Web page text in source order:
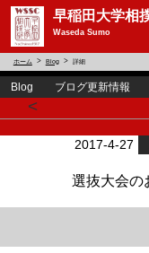
早稲田大学相
Waseda Sumo
ホーム Blog 詳細
Blog ブログ更新情報
<
2017-4-27
選抜大会の